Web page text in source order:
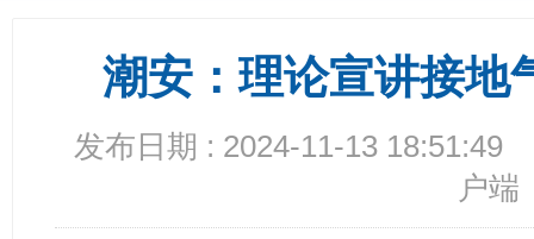
潮安：理论宣讲接地
发布日期 : 2024-11-13 18:51:49
户端